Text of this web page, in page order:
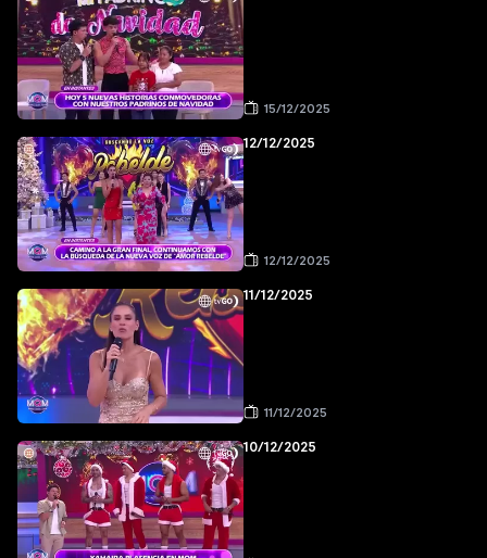
15/12/2025
12/12/2025
12/12/2025
11/12/2025
11/12/2025
10/12/2025